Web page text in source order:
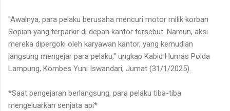
"Awalnya, para pelaku berusaha mencuri motor milik korban
Sopian yang terparkir di depan kantor tersebut. Namun, aksi
mereka dipergoki oleh karyawan kantor, yang kemudian
langsung mengejar para pelaku," ungkap Kabid Humas Polda
Lampung, Kombes Yuni Iswandari, Jumat (31/1/2025).
*Saat pengejaran berlangsung, para pelaku tiba-tiba
mengeluarkan senjata api*